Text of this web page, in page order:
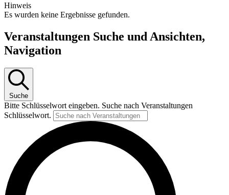
Hinweis
Es wurden keine Ergebnisse gefunden.
Veranstaltungen Suche und Ansichten,
Navigation
Suche
Bitte Schlüsselwort eingeben. Suche nach Veranstaltungen
Schlüsselwort.